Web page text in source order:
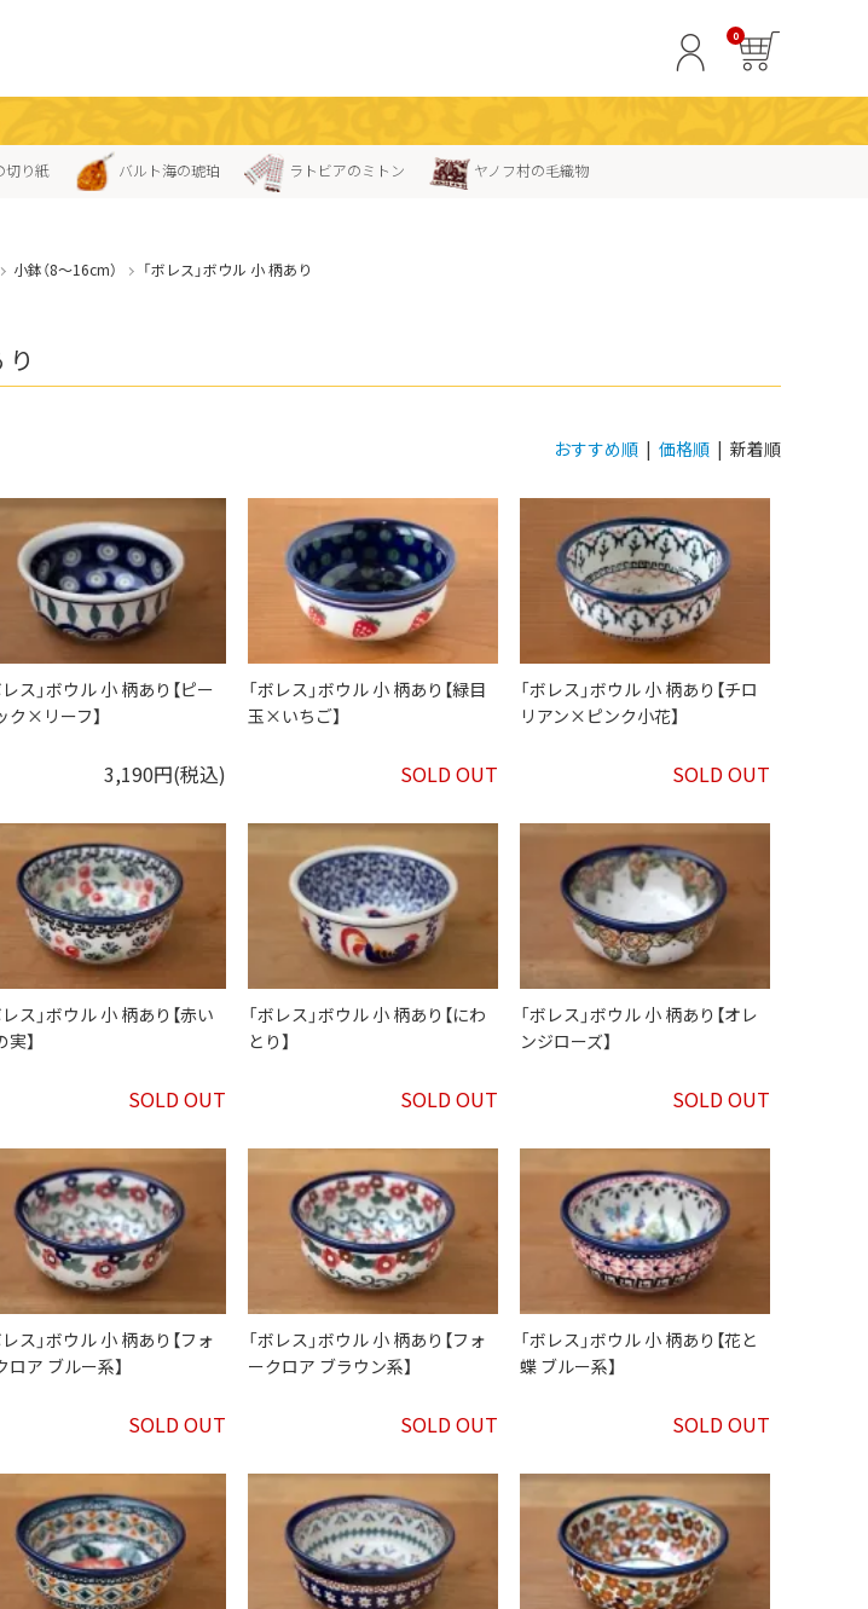
0
切り紙 バルト海の琥珀 ラトビアのミトン ヤノフ村の毛織物
小鉢（8〜16cm） 「ボレス」ボウル 小 柄あり
おすすめ順 | 価格順 | 新着順
レス」ボウル 小 柄あり【ピー
ク×リーフ】
3,190円(税込)
「ボレス」ボウル 小 柄あり【緑目
玉×いちご】
SOLD OUT
「ボレス」ボウル 小 柄あり【チロ
リアン×ピンク小花】
SOLD OUT
レス」ボウル 小 柄あり【赤い
】
SOLD OUT
「ボレス」ボウル 小 柄あり【にわ
とり】
SOLD OUT
「ボレス」ボウル 小 柄あり【オレ
ンジローズ】
SOLD OUT
レス」ボウル 小 柄あり【フォ
ロア ブルー系】
SOLD OUT
「ボレス」ボウル 小 柄あり【フォ
ークロア ブラウン系】
SOLD OUT
「ボレス」ボウル 小 柄あり【花と
蝶 ブルー系】
SOLD OUT